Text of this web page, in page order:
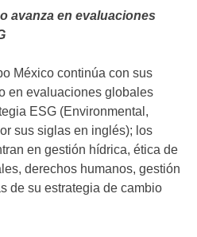
avanza en evaluaciones
México continúa con sus
en evaluaciones globales
ESG (Environmental,
sus siglas en inglés); los
en gestión hídrica, ética de
derechos humanos, gestión
de su estrategia de cambio